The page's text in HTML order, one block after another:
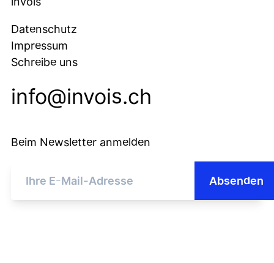
Datenschutz
Impressum
Schreibe uns
info@invois.ch
Beim Newsletter anmelden
Absenden